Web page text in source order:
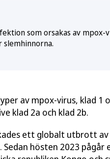
som orsakas av
slemhinnorna.
av mpox-virus, klad 1
klad 2a och klad 2b.
ett globalt utbrott av
hösten 2023